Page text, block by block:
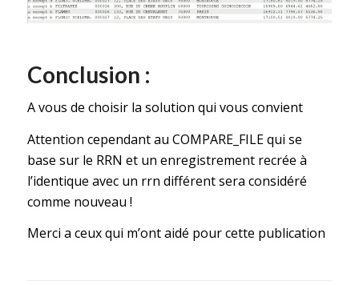
Conclusion :
A vous de choisir la solution qui vous convient
Attention cependant au COMPARE_FILE qui se
base sur le RRN et un enregistrement recrée à
l’identique avec un rrn différent sera considéré
comme nouveau !
Merci a ceux qui m’ont aidé pour cette publication